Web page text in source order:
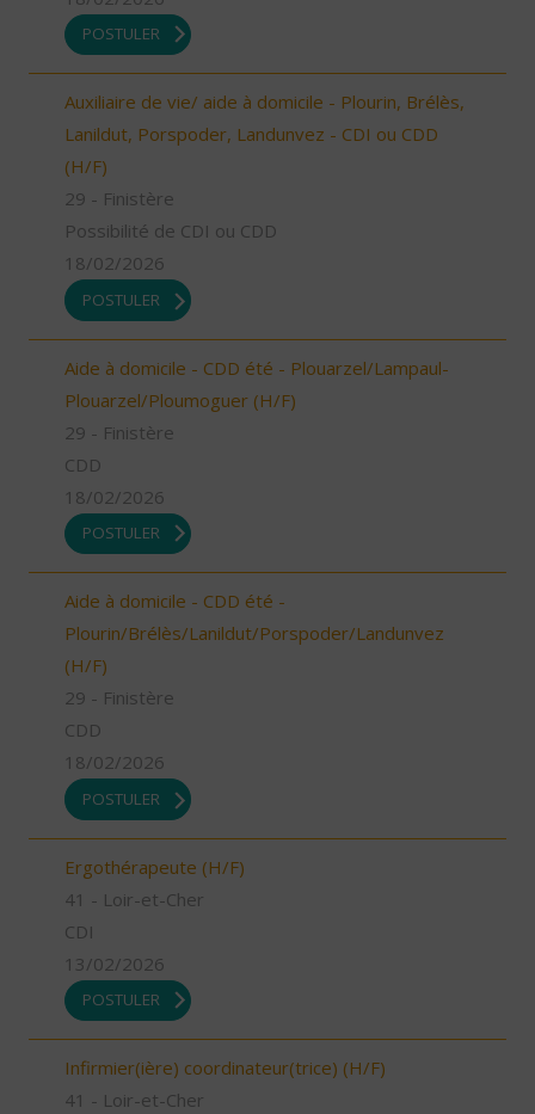
POSTULER
Auxiliaire de vie/ aide à domicile - Plourin, Brélès,
Lanildut, Porspoder, Landunvez - CDI ou CDD
(H/F)
29 - Finistère
Possibilité de CDI ou CDD
18/02/2026
POSTULER
Aide à domicile - CDD été - Plouarzel/Lampaul-
Plouarzel/Ploumoguer (H/F)
29 - Finistère
CDD
18/02/2026
POSTULER
Aide à domicile - CDD été -
Plourin/Brélès/Lanildut/Porspoder/Landunvez
(H/F)
29 - Finistère
CDD
18/02/2026
POSTULER
Ergothérapeute (H/F)
41 - Loir-et-Cher
CDI
13/02/2026
POSTULER
Infirmier(ière) coordinateur(trice) (H/F)
41 - Loir-et-Cher